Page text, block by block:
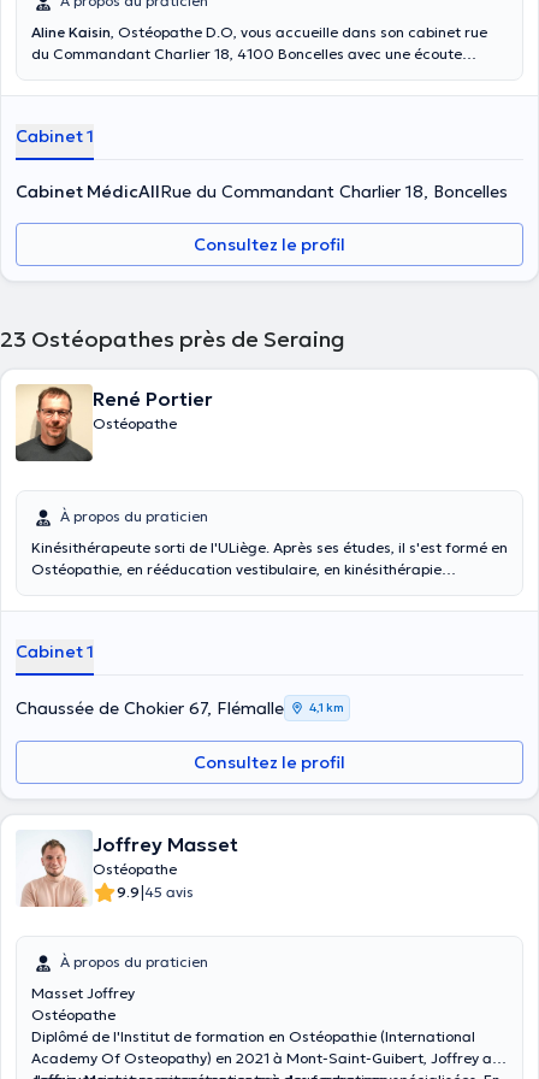
Aline Kaisin, Ostéopathe D.O, vous accueille dans son cabinet rue
du Commandant Charlier 18, 4100 Boncelles avec une écoute
est adaptée pour tous. Diplômée de l'ULB en 2018, madame Kaisin
âgées), l'ostéopathie pédiatrique et la grossesse & post partum.
Cabinet 1
Cabinet MédicAllRue du Commandant Charlier 18, Boncelles
Consultez le profil
23 Ostéopathes près de Seraing
René Portier
Ostéopathe
À propos du praticien
Kinésithérapeute sorti de l'ULiège. Après ses études, il s'est formé en
Ostéopathie, en rééducation vestibulaire, en kinésithérapie
toujours, vous l'avez surement déjà aperçu s'engageant dans la vie
grande plage horaire. Ses sports de prédilection sont : la
gymnastique, le volley, la course à pied et le ski.
Cabinet 1
Chaussée de Chokier 67, Flémalle 4,1 km
Consultez le profil
Joffrey Masset
Ostéopathe
9.9|45 avis
À propos du praticien
Masset Joffrey
Ostéopathe
Diplômé de l'Institut de formation en Ostéopathie (International
Academy Of Osteopathy) en 2021 à Mont-Saint-Guibert, Joffrey a